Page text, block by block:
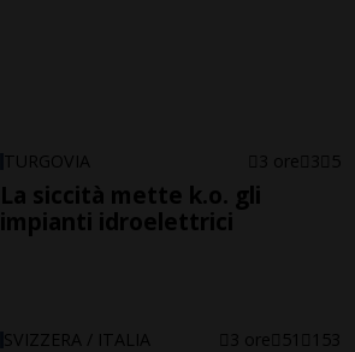
TURGOVIA 3 ore 3 5
La siccità mette k.o. gli
impianti idroelettrici
SVIZZERA / ITALIA 3 ore 51 153